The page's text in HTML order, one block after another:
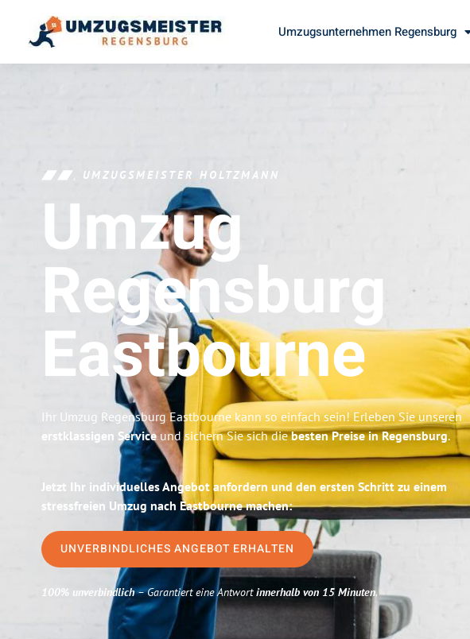
Umzugsunternehmen Regensburg
UMZUGSMEISTER HOLTZMANN
Umzug
Regensburg
Eastbourne
Ihr Umzug Regensburg Eastbourne kann so einfach sein! Erleben Sie unseren
erstklassigen Serviceund sichern Sie sich diebesten Preise in Regensburg.
Jetzt Ihr individuelles Angebot anfordern und den ersten Schritt zu einem
stressfreien Umzug nach Eastbourne machen:
UNVERBINDLICHES ANGEBOT ERHALTEN
100% unverbindlich– Garantiert eine Antwortinnerhalb von 15 Minuten.